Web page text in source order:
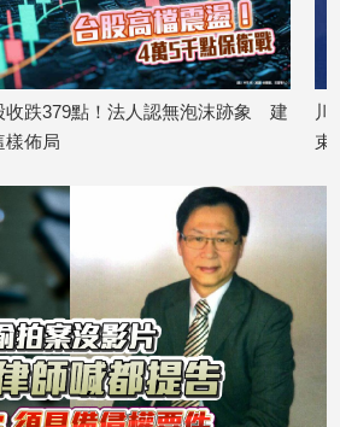
無泡沫跡象 建
川普再嗆台灣壟斷晶